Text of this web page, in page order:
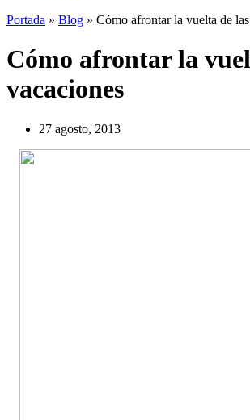
Portada » Blog » Cómo afrontar la vuelta de
Cómo afrontar la
vacaciones
27 agosto, 2013